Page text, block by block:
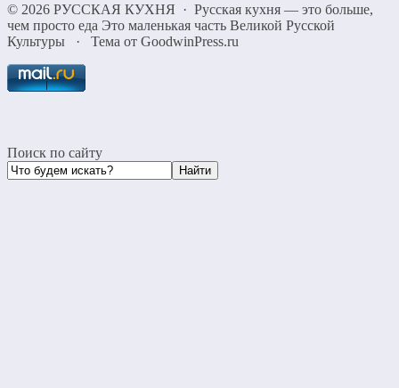
© 2026 РУССКАЯ КУХНЯ · Русская кухня — это больше,
чем просто еда Это маленькая часть Великой Русской
Культуры
· Тема от GoodwinPress.ru
Поиск по сайту